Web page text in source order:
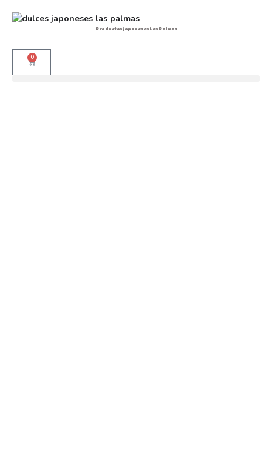
Productos japoneses Las Palmas
0